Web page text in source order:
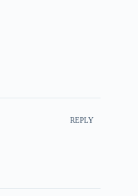
REPLY